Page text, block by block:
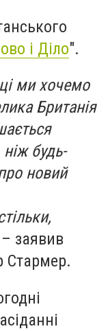
і Діло".
ми хочемо
Британія
будь-
новий
заявив
Стармер.